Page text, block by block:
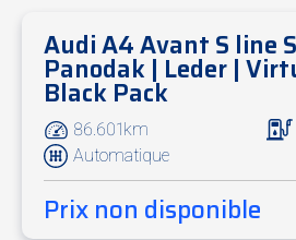
Soon online
Audi A4 Avant S line
Panodak | Leder |
Black Pack
86.601km
Automatique
Prix non disponible